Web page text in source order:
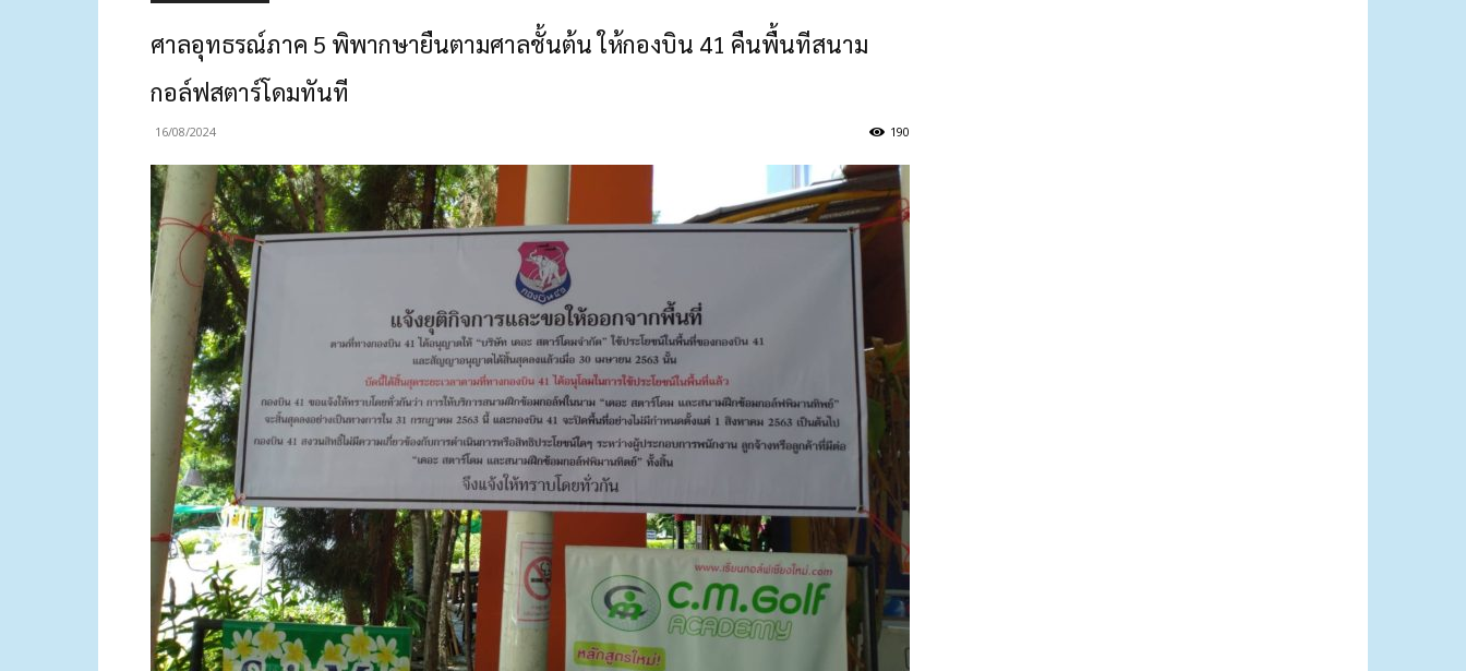
ศาลอุทธรณ์ภาค 5 พิพากษายืนตามศาลชั้นต้น ให้กองบิน 41 คืนพื้นทีสนาม
กอล์ฟสตาร์โดมทันที
16/08/2024 190